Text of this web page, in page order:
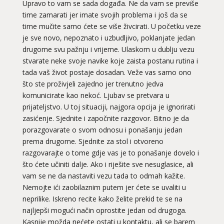
Upravo to vam se sada događa. Ne da vam se previše
time zamarati jer imate svojih problema i još da se
time mučite samo ćete se više živcirati. U početku veze
je sve novo, nepoznato i uzbudljivo, poklanjate jedan
drugome svu pažnju i vrijeme. Ulaskom u dublju vezu
stvarate neke svoje navike koje zaista postanu rutina i
tada vaš život postaje dosadan. Veže vas samo ono
što ste proživjeli zajedno jer trenutno jedva
komunicirate kao nekoć. Ljubav se pretvara u
prijateljstvo. U toj situaciji, najgora opcija je ignorirati
zasićenje. Sjednite i započnite razgovor. Bitno je da
porazgovarate o svom odnosu i ponašanju jedan
prema drugome. Sjednite za stol i otvoreno
razgovarajte o tome gdje vas je to ponašanje dovelo i
što ćete učiniti dalje. Ako i riješite sve nesuglasice, ali
vam se ne da nastaviti vezu tada to odmah kažite.
Nemojte ići zaobilaznim putem jer ćete se uvaliti u
neprilike. Iskreno recite kako želite prekid te se na
najljepši mogući način oprostite jedan od drugoga.
Kasnije možda nećete ostati u kontaktu, ali se barem